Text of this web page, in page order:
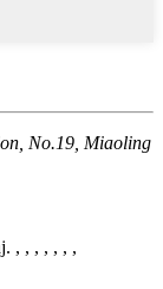
No.19, Miaoling
, , , , , , ,